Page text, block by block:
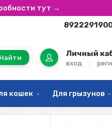
тут →
Найти Личный
вход
кошек Для грызунов